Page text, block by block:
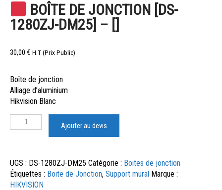
BOÎTE DE JONCTION [DS-
1280ZJ-DM25] – []
30,00 € H.T (Prix Public)
Boîte de jonction
Alliage d’aluminium
Hikvision Blanc
Ajouter au devis
UGS : DS-1280ZJ-DM25 Catégorie : Boites de jonction
Étiquettes : Boite de Jonction, Support mural Marque :
HIKVISION